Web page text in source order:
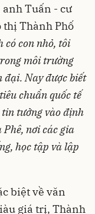
Tuấn - cư
thị Thành Phố
có con nhỏ, tôi
môi trường
đại. Nay được biết
chuẩn quốc tế
tưởng vào định
nơi các gia
học tập và lập
biệt về văn
giá trị, Thành